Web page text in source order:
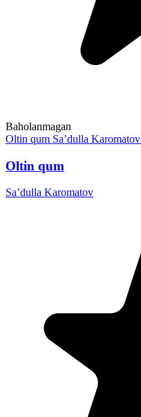
Baholanmagan
Oltin qum Sa’dulla Karomatov
Oltin qum
Sa’dulla Karomatov